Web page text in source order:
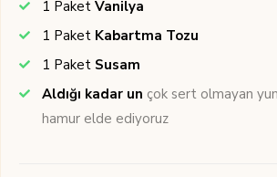
1 Paket Vanilya
1 Paket Kabartma Tozu
1 Paket Susam
Aldığı kadar un çok sert olmayan
hamur elde ediyoruz